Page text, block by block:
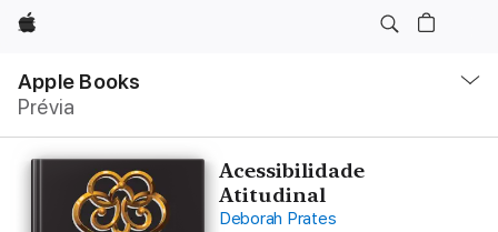
Apple
Apple Books
Prévia
Nav
Abrir
menu
Acessibilidade
Atitudinal
Deborah Prates